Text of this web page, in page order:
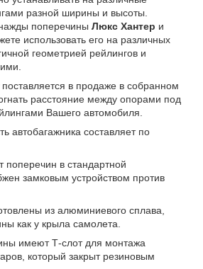
разной ширины и высоты.
поперечины Люкс Хантер и
использовать его на различных
геометрией рейлингов и
поставляется в продаже в собранном
расстояние между опорами под
Вашего автомобиля.
автобагажника составляет по
поперечин в стандартной
замковым устройством против
из алюминиевого сплава,
как у крыла самолета.
имеют Т-слот для монтажа
который закрыт резиновым